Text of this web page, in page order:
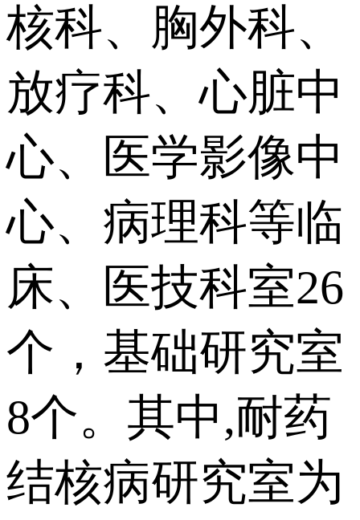
核科、胸外科、
放疗科、心脏中
心、医学影像中
心、病理科等临
床、医技科室26
个，基础研究室
8个。其中,耐药
结核病研究室为